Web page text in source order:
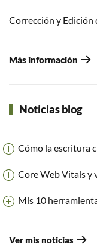
Corrección y Edición
Más información
Noticias blog
Cómo la escritura
Core Web Vitals y
Mis 10
Ver mis noticias